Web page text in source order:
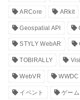
ARCore ARkit
Geospatial API
STYLY WebAR
TOBIRALLY
WebVR WWDC
イベント ゲーム